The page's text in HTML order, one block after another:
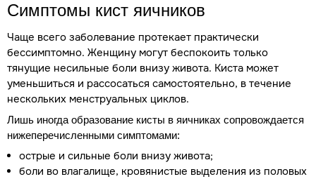
Симптомы кист яичников
Чаще всего заболевание протекает практически
бессимптомно. Женщину могут беспокоить только
тянущие несильные боли внизу живота. Киста может
уменьшиться и рассосаться самостоятельно, в течение
нескольких менструальных циклов.
Лишь иногда образование кисты в яичниках сопровождается
нижеперечисленными симптомами:
острые и сильные боли внизу живота;
боли во влагалище, кровянистые выделения из половых